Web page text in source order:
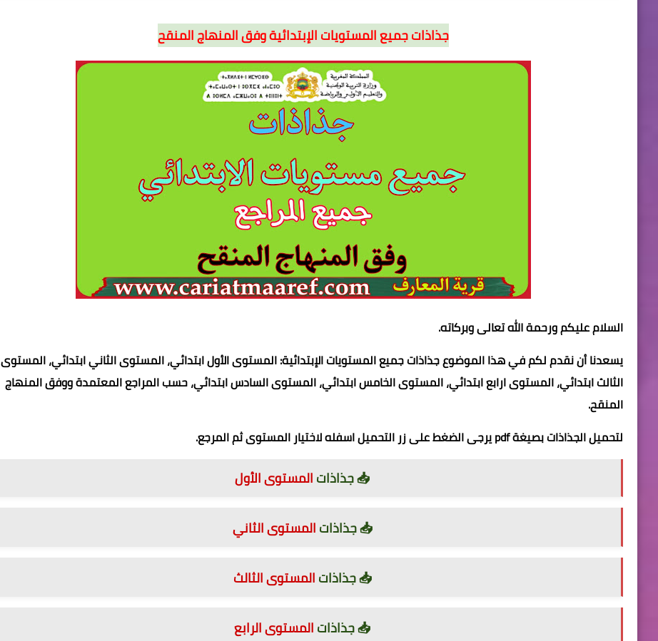
جذاذات جميع المستويات الإبتدائية وفق المنهاج المنقح
السلام عليكم ورحمة الله تعالى وبركاته.
يسعدنا أن نقدم لكم في هذا الموضوع جذاذات جميع المستويات الإبتدائية: المستوى الأول ابتدائي، المستوى الثاني ابتدائي، المستوى
الثالث ابتدائي، المستوى ارابع ابتدائي، المستوى الخامس ابتدائي، المستوى السادس ابتدائي، حسب المراجع المعتمدة ووفق المنهاج
المنقح.
لتحميل الجذاذات بصيغة pdf يرجى الضغط على زر التحميل اسفله لاختيار المستوى ثم المرجع.
📥 جذاذاتالمستوى الأول
📥 جذاذاتالمستوى الثاني
📥 جذاذاتالمستوى الثالث
📥 جذاذاتالمستوى الرابع